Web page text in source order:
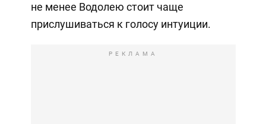
не менее Водолею стоит чаще
прислушиваться к голосу интуиции.
РЕКЛАМА